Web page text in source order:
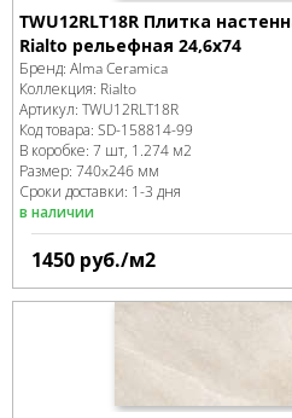
TWU12RLT18R Плитка
Rialto рельефная 24,6х74
Бренд: Alma Ceramica
Коллекция: Rialto
Артикул: TWU12RLT18R
Код товара: SD-158814-99
В коробке: 7 шт, 1.274 м2
Размер: 740x246 мм
Сроки доставки: 1-3 дня
в наличии
1450 руб./м2